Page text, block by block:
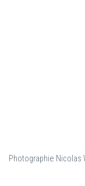
Photographie Nicolas